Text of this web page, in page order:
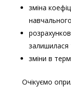
зміна
зміни в
Очікуємо